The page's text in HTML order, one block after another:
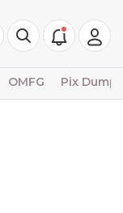
OMFG Pix Dump